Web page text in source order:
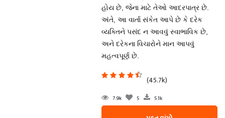
હોય છે, જેના માટે તેઓ આદરપાત્ર છે.
અંતે, આ વાર્તા સંકેત આપે છે કે દરેક
વ્યક્તિને પસંદ ન આવવું સ્વાભાવિક છે,
અને દરેકના વિચારોને માન આપવું
મહત્વપૂર્ણ છે.
(45.7k)
7.9k 5 5.1k